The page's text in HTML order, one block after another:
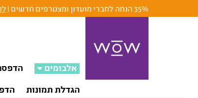
35% הנחה לחברי מועדון ומצטרפים חדשים |
אלבומים
הגדלת תמונות